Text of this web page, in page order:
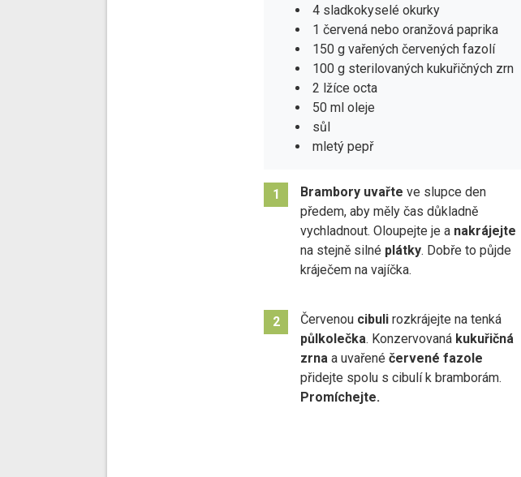
4 sladkokyselé okurky
1 červená nebo oranžová paprika
150 g vařených červených fazolí
100 g sterilovaných kukuřičných zrn
2 lžíce octa
50 ml oleje
sůl
mletý pepř
1 Brambory uvařte ve slupce den
předem, aby měly čas důkladně
vychladnout. Oloupejte je a nakrájejte
na stejně silné plátky. Dobře to půjde
kráječem na vajíčka.
2 Červenou cibulirozkrájejte na tenká
půlkolečka. Konzervovaná kukuřičná
zrnaa uvařené červené fazole
přidejte spolu s cibulí k bramborám.
Promíchejte.